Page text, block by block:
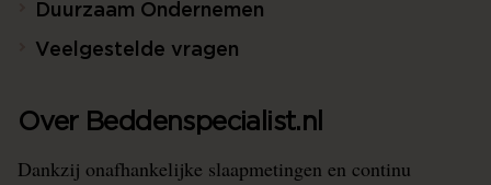
Duurzaam Ondernemen
Veelgestelde vragen
Over Beddenspecialist.nl
Dankzij onafhankelijke slaapmetingen en continu